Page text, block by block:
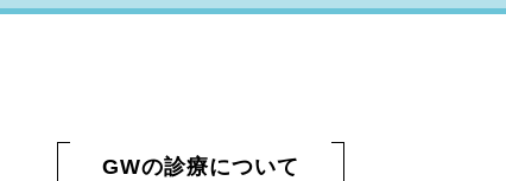
GWの診療について